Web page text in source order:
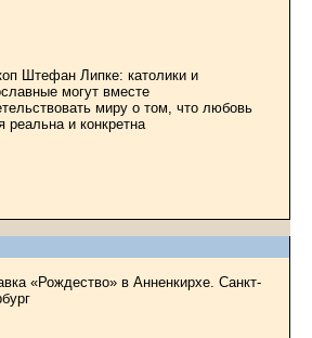
Штефан Липке: католики и
могут вместе
миру о том, что любовь
реальна и конкретна
«Рождество» в Анненкирхе. Санкт-